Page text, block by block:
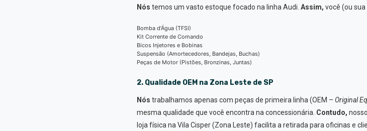
Nós temos um vasto estoque focado na linha Audi. Assim, você (ou
Bomba d’Água (TFSI)
Kit Corrente de Comando
Bicos Injetores e Bobinas
Suspensão (Amortecedores, Bandejas, Buchas)
Peças de Motor (Pistões, Bronzinas, Juntas)
2. Qualidade OEM na Zona Leste de SP
Nós trabalhamos apenas com peças de primeira linha (OEM – Original
mesma qualidade que você encontra na concessionária. Contudo,
loja física na Vila Cisper (Zona Leste) facilita a retirada para oficinas e